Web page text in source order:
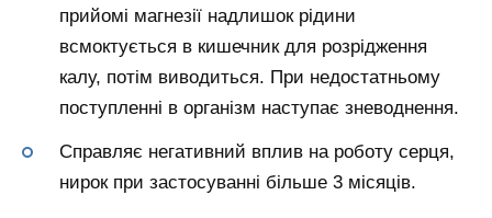
прийомі магнезії надлишок рідини
всмоктується в кишечник для розрідження
калу, потім виводиться. При недостатньому
поступленні в організм наступає зневоднення.
Справляє негативний вплив на роботу серця,
нирок при застосуванні більше 3 місяців.